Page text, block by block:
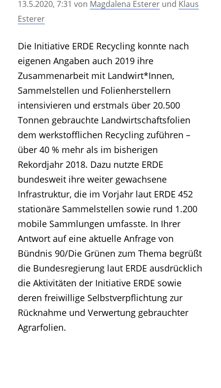
• Geschichte und Geschichten
• Messen und Veranstaltungen
• Agritechnica Neuheiten Archiv
• Artikel nach Hersteller/Marke
13.5.2020, 7:31 von Magdalena Esterer und Klaus
Esterer
Die Initiative ERDE Recycling konnte nach
eigenen Angaben auch 2019 ihre
Zusammenarbeit mit Landwirt*Innen,
Sammelstellen und Folienherstellern
intensivieren und erstmals über 20.500
Tonnen gebrauchte Landwirtschaftsfolien
dem werkstofflichen Recycling zuführen –
über 40 % mehr als im bisherigen
Rekordjahr 2018. Dazu nutzte ERDE
bundesweit ihre weiter gewachsene
Infrastruktur, die im Vorjahr laut ERDE 452
stationäre Sammelstellen sowie rund 1.200
mobile Sammlungen umfasste. In Ihrer
Antwort auf eine aktuelle Anfrage von
Bündnis 90/Die Grünen zum Thema begrüßt
die Bundesregierung laut ERDE ausdrücklich
die Aktivitäten der Initiative ERDE sowie
deren freiwillige Selbstverpflichtung zur
Rücknahme und Verwertung gebrauchter
Agrarfolien.